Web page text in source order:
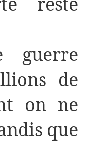
guerre
de
on ne
que